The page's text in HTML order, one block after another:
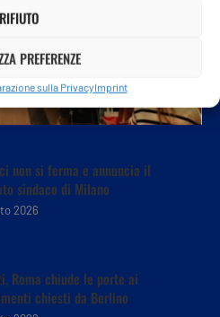
RIFIUTO
PREFERENZE
sulla PrivacyImprint
non si ferma e annuncia il
sindaco di Milano
2026
Roma chiude le porte ai
chiesti da Berlino